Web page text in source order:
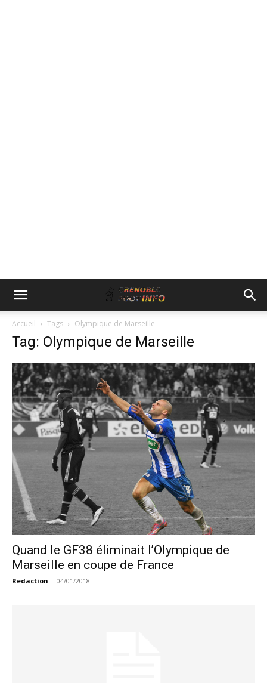
Accueil Tags Olympique de Marseille
Tag: Olympique de Marseille
Quand le GF38 éliminait l’Olympique de
Marseille en coupe de France
Redaction - 04/01/2018